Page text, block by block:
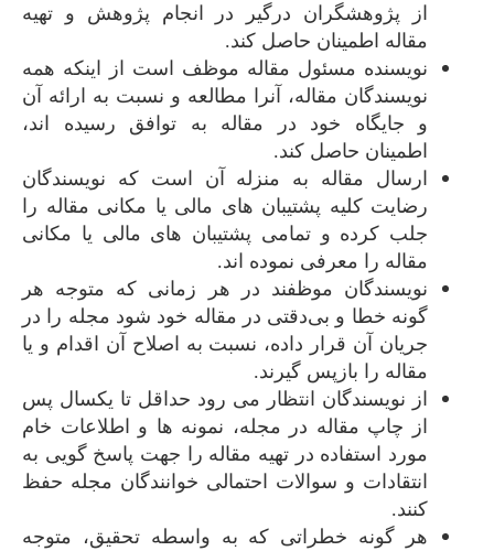
از پژوهشگران درگیر در انجام پژوهش و تهیه
مقاله اطمینان حاصل کند.
نویسنده مسئول مقاله موظف است از اینکه همه
نویسندگان مقاله، آنرا مطالعه و نسبت به ارائه آن
و جایگاه خود در مقاله به توافق رسیده اند،
اطمینان حاصل کند.
ارسال مقاله به منزله آن است که نویسندگان
رضایت کلیه پشتیبان های مالی یا مکانی مقاله را
جلب کرده و تمامی پشتیبان های مالی یا مکانی
مقاله را معرفی نموده اند.
نویسندگان موظفند در هر زمانی که متوجه هر
گونه خطا و بی‌دقتی در مقاله خود شود مجله را در
جریان آن قرار داده، نسبت به اصلاح آن اقدام و یا
مقاله را بازپس گیرند.
از نویسندگان انتظار می رود حداقل تا یکسال پس
از چاپ مقاله در مجله، نمونه ها و اطلاعات خام
مورد استفاده در تهیه مقاله را جهت پاسخ گویی به
انتقادات و سوالات احتمالی خوانندگان مجله حفظ
کنند.
هر گونه خطراتی که به واسطه تحقیق، متوجه